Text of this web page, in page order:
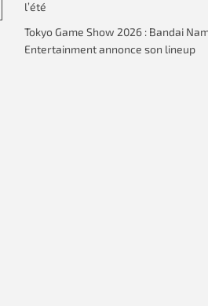
l’été
Tokyo Game Show 2026 : Bandai
Entertainment annonce son lineup